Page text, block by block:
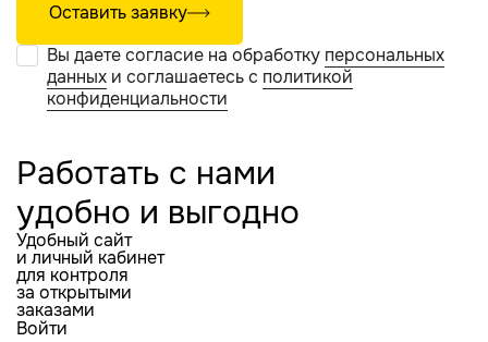
Оставить заявку
Вы даете согласие на обработку персональных
данных и соглашаетесь с политикой
конфиденциальности
Работать с нами
удобно и выгодно
Удобный сайт
и личный кабинет
для контроля
за открытыми
заказами
Войти